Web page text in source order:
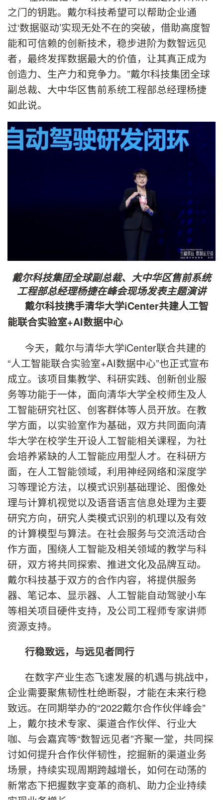
之门的钥匙。戴尔科技希望可以帮助企业通
过‘数据驱动’实现无处不在的突破，借助高度智
能和可信赖的创新技术，稳步进阶为数智远见
者，最终发挥数据最大的价值，让其真正成为
创造力、生产力和竞争力。”戴尔科技集团全球
副总裁、大中华区售前系统工程部总经理杨捷
如此说。
戴尔科技集团全球副总裁、大中华区售前系统
工程部总经理杨捷在峰会现场发表主题演讲
戴尔科技携手清华大学iCenter共建人工智
能联合实验室+AI数据中心
今天，戴尔与清华大学iCenter联合共建的
“人工智能联合实验室+AI数据中心”也正式宣布
成立。该项目集教学、科研实践、创新创业服
务等功能于一体，面向清华大学全校师生及人
工智能研究社区、创客群体等人员开放。在教
学方面，以实验室作为基础，双方共同面向清
华大学在校学生开设人工智能相关课程，为社
会培养紧缺的人工智能应用型人才。在科研方
面，在人工智能领域，利用神经网络和深度学
习等理论方法，以模式识别基础理论、图像处
理与计算机视觉以及语音语言信息处理为主要
研究方向，研究人类模式识别的机理以及有效
的计算模型与算法。在社会服务与交流活动合
作方面，围绕人工智能及相关领域的教学与科
研，双方将共同探索、推进文化及品牌互动。
戴尔科技基于双方的合作内容，将提供服务
器、笔记本、显示器、人工智能自动驾驶小车
等相关项目硬件支持，及公司工程师专家讲师
资源支持。
行稳致远，与远见者同行
在数字产业生态飞速发展的机遇与挑战中，
企业需要聚焦韧性杜绝断裂，才能在未来行稳
致远。在同期举办的“2022戴尔合作伙伴峰会”
上，戴尔技术专家、渠道合作伙伴、行业大
咖、与会嘉宾等“数智远见者”齐聚一堂，共同探
讨如何提升合作伙伴韧性，挖掘新的渠道业务
场景，持续实现周期跨越增长，如何在动荡的
新常态下把握数字变革的商机、助力企业持续